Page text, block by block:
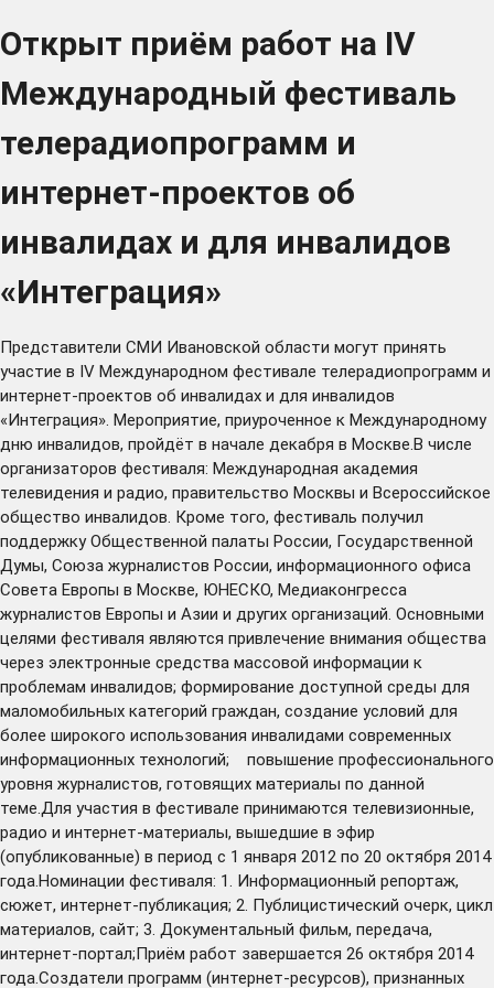
Открыт приём работ на IV
Международный фестиваль
телерадиопрограмм и
интернет-проектов об
инвалидах и для инвалидов
«Интеграция»
Представители СМИ Ивановской области могут принять
участие в IV Международном фестивале телерадиопрограмм и
интернет-проектов об инвалидах и для инвалидов
«Интеграция». Мероприятие, приуроченное к Международному
дню инвалидов, пройдёт в начале декабря в Москве.В числе
организаторов фестиваля: Международная академия
телевидения и радио, правительство Москвы и Всероссийское
общество инвалидов. Кроме того, фестиваль получил
поддержку Общественной палаты России, Государственной
Думы, Союза журналистов России, информационного офиса
Совета Европы в Москве, ЮНЕСКО, Медиаконгресса
журналистов Европы и Азии и других организаций. Основными
целями фестиваля являются привлечение внимания общества
через электронные средства массовой информации к
проблемам инвалидов; формирование доступной среды для
маломобильных категорий граждан, создание условий для
более широкого использования инвалидами современных
информационных технологий; повышение профессионального
уровня журналистов, готовящих материалы по данной
теме.Для участия в фестивале принимаются телевизионные,
радио и интернет-материалы, вышедшие в эфир
(опубликованные) в период с 1 января 2012 по 20 октября 2014
года.Номинации фестиваля: 1. Информационный репортаж,
сюжет, интернет-публикация; 2. Публицистический очерк, цикл
материалов, сайт; 3. Документальный фильм, передача,
интернет-портал;Приём работ завершается 26 октября 2014
года.Создатели программ (интернет-ресурсов), признанных